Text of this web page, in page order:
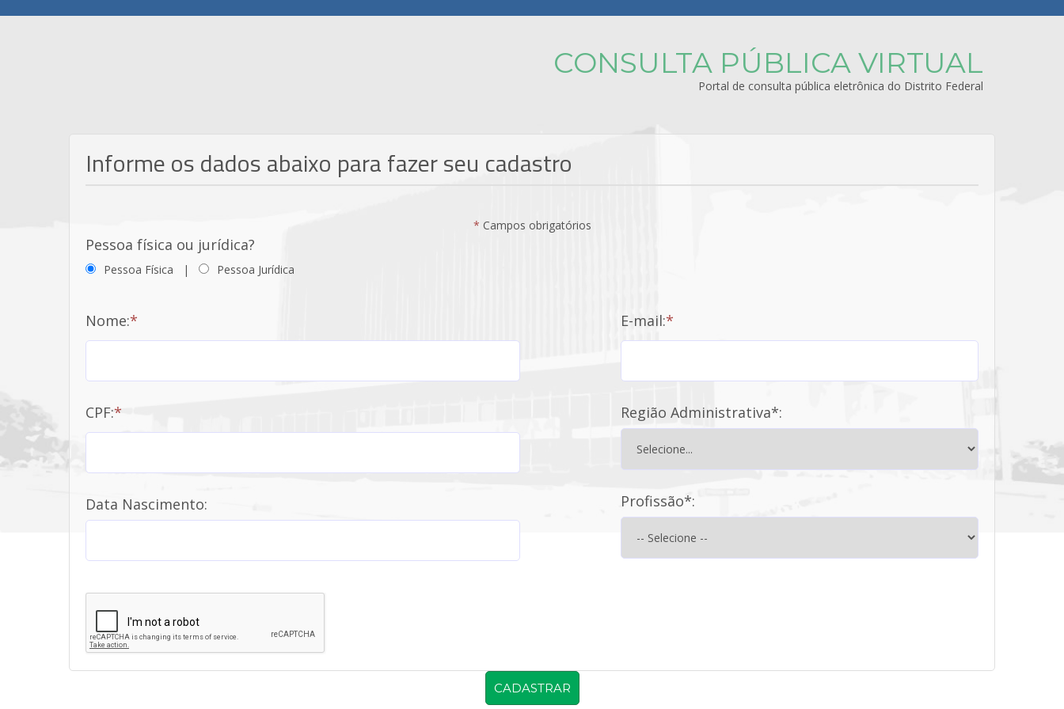
CONSULTA PÚBLICA VIRTUAL
Portal de consulta pública eletrônica do Distrito Federal
Informe os dados abaixo para fazer seu cadastro
* Campos obrigatórios
Pessoa física ou jurídica?
Pessoa Física | Pessoa Jurídica
Nome:*
CPF:*
Data Nascimento:
E-mail:*
Região Administrativa*:
Profissão*:
CADASTRAR